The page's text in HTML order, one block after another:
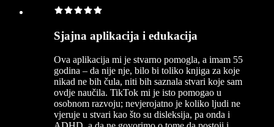
Sjajna aplikacija i edukacija
Ova aplikacija mi je stvarno pomogla, a imam 55
godina – da nije nje, bilo bi toliko knjiga za koje
nikad ne bih čula, niti bih saznala stvari koje sam
ovdje naučila. TikTok mi je isto pomogao u
osobnom razvoju; nevjerojatno je koliko ljudi ne
vjeruje u stvari kao što su disleksija, pa onda i